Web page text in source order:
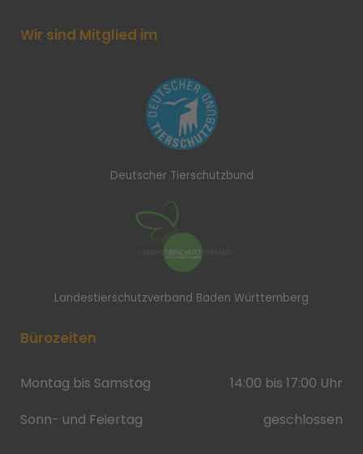
Wir sind Mitglied im
Deutscher Tierschutzbund
Landestierschutzverband Baden Württemberg
Bürozeiten
Montag bis Samstag
14:00 bis 17:00 Uhr
Sonn- und Feiertag
geschlossen